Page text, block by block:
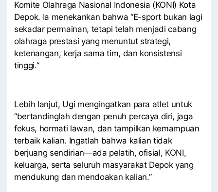
Komite Olahraga Nasional Indonesia (KONI) Kota
Depok. Ia menekankan bahwa “E-sport bukan lagi
sekadar permainan, tetapi telah menjadi cabang
olahraga prestasi yang menuntut strategi,
ketenangan, kerja sama tim, dan konsistensi
tinggi.”
Lebih lanjut, Ugi mengingatkan para atlet untuk
“bertandinglah dengan penuh percaya diri, jaga
fokus, hormati lawan, dan tampilkan kemampuan
terbaik kalian. Ingatlah bahwa kalian tidak
berjuang sendirian—ada pelatih, ofisial, KONI,
keluarga, serta seluruh masyarakat Depok yang
mendukung dan mendoakan kalian.”